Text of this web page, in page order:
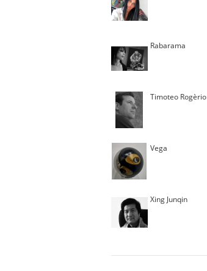
Rabarama
Timoteo Rogèrio
Vega
Xing Junqin